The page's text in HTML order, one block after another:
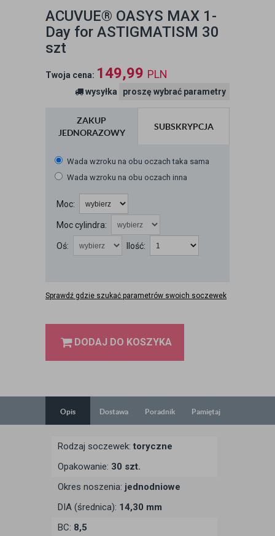
ACUVUE® OASYS MAX 1-
Day for ASTIGMATISM 30
szt
Twoja cena: 149,99 PLN
wysyłka proszę wybrać parametry
ZAKUP
JEDNORAZOWY
SUBSKRYPCJA
Wada wzroku na obu oczach taka sama
Wada wzroku na obu oczach inna
Moc:
Moc cylindra:
Oś: Ilość:
Sprawdź gdzie szukać parametrów swoich soczewek
DODAJ DO KOSZYKA
Opis Dostawa Poradnik Pamiętaj
Rodzaj soczewek: toryczne
Opakowanie: 30 szt.
Okres noszenia: jednodniowe
DIA (średnica): 14,30 mm
BC: 8,5